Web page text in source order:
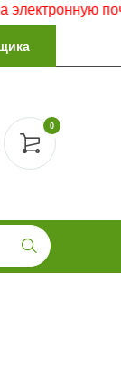
почту.
0